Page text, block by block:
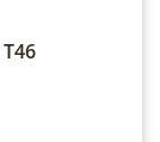
T46